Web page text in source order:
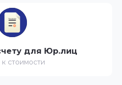
для Юр.лиц
к стоимости